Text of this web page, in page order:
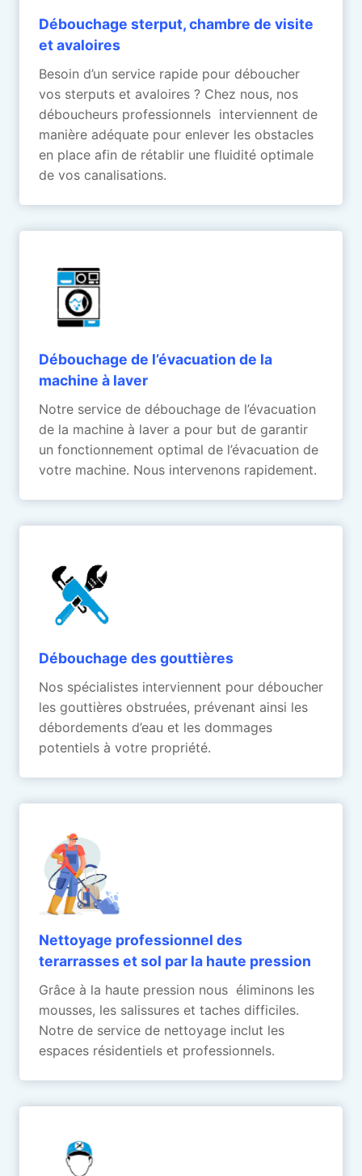
Débouchage sterput, chambre de visite
et avaloires
Besoin d’un service rapide pour déboucher
vos sterputs et avaloires ? Chez nous, nos
déboucheurs professionnels interviennent de
manière adéquate pour enlever les obstacles
en place afin de rétablir une fluidité optimale
de vos canalisations.
Débouchage de l’évacuation de la
machine à laver
Notre service de débouchage de l’évacuation
de la machine à laver a pour but de garantir
un fonctionnement optimal de l’évacuation de
votre machine. Nous intervenons rapidement.
Débouchage des gouttières
Nos spécialistes interviennent pour déboucher
les gouttières obstruées, prévenant ainsi les
débordements d’eau et les dommages
potentiels à votre propriété.
Nettoyage professionnel des
terarrasses et sol par la haute pression
Grâce à la haute pression nous éliminons les
mousses, les salissures et taches difficiles.
Notre de service de nettoyage inclut les
espaces résidentiels et professionnels.